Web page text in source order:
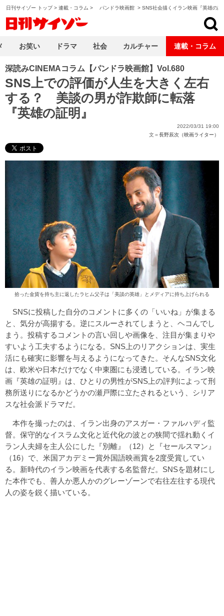
日刊サイゾー トップ> 連載・コラム > パンドラ映画館 > SNS社会描くイラン映画『英雄の証
深読みCINEMAコラム【パンドラ映画館】Vol.680
SNS上での評価が人生を大きく左右
する？ 美談の男が詐欺師に転落
『英雄の証明』
2022/03/31 19:00
文＝長野辰次（映画ライター）
拾った金貨を持ち主に返したラヒム父子は「美談の英雄」とメディアに持ち上げられる
SNSに投稿した自分のコメントに多くの「いいね」が集まる
と、気分が高揚する。逆にスルーされてしまうと、ヘコんでし
まう。投稿するコメントの言い回しや画像を、注目が集まりや
すいよう工夫するようになる。SNS上のリアクションは、実生
活にも確実に影響を与えるようになってきた。そんなSNS文化
は、欧米や日本だけでなく中東圏にも浸透している。イラン映
画『英雄の証明』は、ひとりの男性がSNS上の評判によって刑
務所送りになるかどうかの瀬戸際に立たされるという、シリア
スな社会派ドラマだ。
本作を撮ったのは、イラン出身のアスガー・ファルハディ監
督。保守的なイスラム文化と近代化の波との狭間で揺れ動くイ
ラン人夫婦を主人公にした『別離』（12）と『セールスマン』
（16）で、米国アカデミー賞外国語映画賞を2度受賞してい
る。新時代のイラン映画を代表する名監督だ。SNSを題材にし
た本作でも、善人か悪人かのグレーゾーンで右往左往する現代
人の姿を鋭く描いている。
お笑い ドラマ 社会 カルチャー 連載・コラム